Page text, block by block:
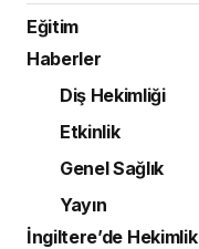
Eğitim
Haberler
Diş Hekimliği
Etkinlik
Genel Sağlık
Yayın
İngiltere’de Hekimlik